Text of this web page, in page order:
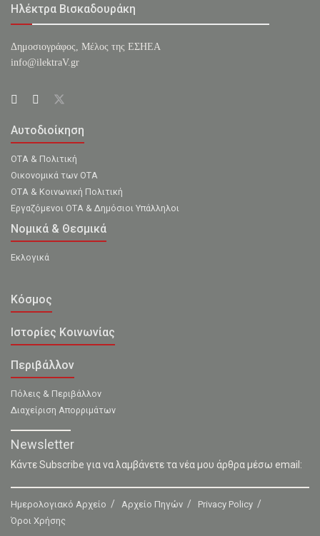
Ηλέκτρα Βισκαδουράκη
Δημοσιογράφος, Μέλος της ΕΣHΕΑ
info@ilektraV.gr
Αυτοδιοίκηση
ΟΤΑ & Πολιτική
Οικονομικά των ΟΤΑ
ΟΤΑ & Κοινωνική Πολιτική
Εργαζόμενοι ΟΤΑ & Δημόσιοι Υπάλληλοι
Νομικά & Θεσμικά
Εκλογικά
Κόσμος
Ιστορίες Κοινωνίας
Περιβάλλον
Πόλεις & Περιβάλλον
Διαχείριση Απορριμάτων
Newsletter
Κάντε Subscribe για να λαμβάνετε τα νέα μου άρθρα μέσω email:
Ημερολογιακό Αρχείο Αρχείο Πηγών
Privacy Policy
Όροι Χρήσης